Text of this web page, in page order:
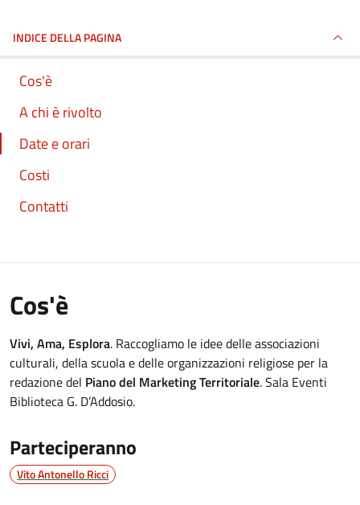
INDICE DELLA PAGINA
Cos'è
A chi è rivolto
Date e orari
Costi
Contatti
Cos'è
Vivi, Ama, Esplora. Raccogliamo le idee delle associazioni
culturali, della scuola e delle organizzazioni religiose per la
redazione del Piano del Marketing Territoriale. Sala Eventi
Biblioteca G. D’Addosio.
Parteciperanno
Vito Antonello Ricci